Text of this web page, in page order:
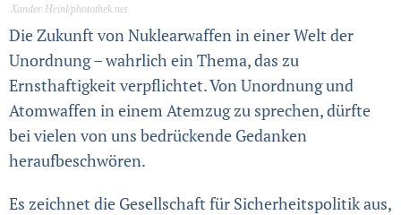
Xander Heinl/photothek.net
Die Zukunft von Nuklearwaffen in einer Welt der
Unordnung – wahrlich ein Thema, das zu
Ernsthaftigkeit verpflichtet. Von Unordnung und
Atomwaffen in einem Atemzug zu sprechen, dürfte
bei vielen von uns bedrückende Gedanken
heraufbeschwören.
Es zeichnet die Gesellschaft für Sicherheitspolitik aus,